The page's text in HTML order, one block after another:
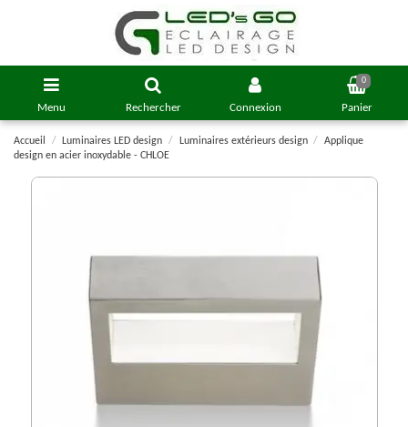
Menu Rechercher Connexion
0
Panier
Accueil Luminaires LED design Luminaires extérieurs design
Applique
design en acier inoxydable - CHLOE